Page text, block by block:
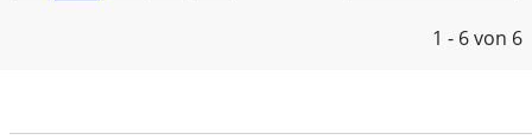
1 - 6von 6